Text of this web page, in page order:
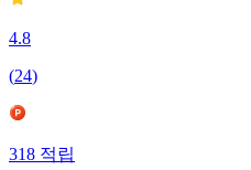
4.8
(24)
318적립